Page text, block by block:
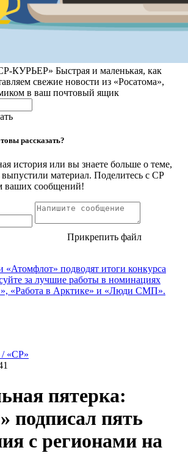
КУРЬЕР» Быстрая и маленькая, как
свежие новости из «Росатома»,
в ваш почтовый ящик
рассказать?
история или вы знаете больше о теме,
материал. Поделитесь с СР
ваших сообщений!
Прикрепить файл
«Атомфлот» подводят итоги конкурса
за лучшие работы в номинациях
«Работа в Арктике» и «Люди СМП».
/ «СР»
пятерка:
подписал пять
с регионами на